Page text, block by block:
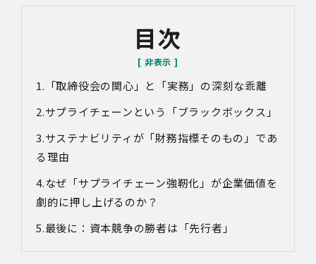
目次
「取締役会の関心」と「実務」の深刻な乖離
サプライチェーンという「ブラックボックス」
サステナビリティが「財務指標そのもの」であ
る理由
なぜ「サプライチェーン強靭化」が企業価値を
劇的に押し上げるのか？
最後に：資本競争の勝者は「先行者」